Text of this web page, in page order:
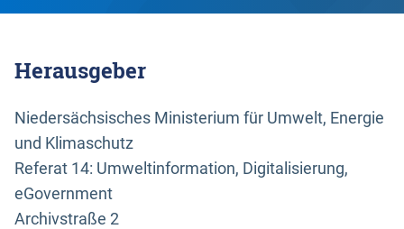
Herausgeber
Niedersächsisches Ministerium für Umwelt, Energie
und Klimaschutz
Referat 14: Umweltinformation, Digitalisierung,
eGovernment
Archivstraße 2